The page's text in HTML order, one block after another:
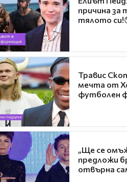
причина
тялото
Травис
мечта от
футболен
„Ще се
предложи
отвърна